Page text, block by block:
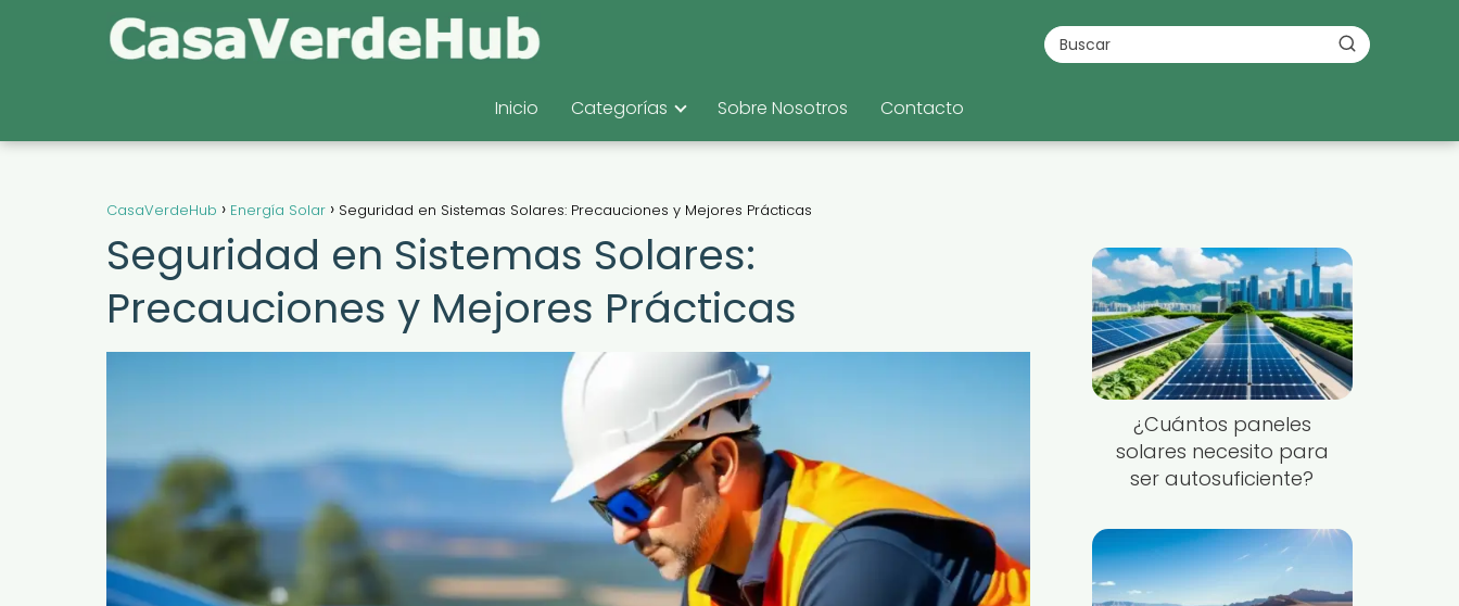
Inicio Categorías Sobre Nosotros Contacto
CasaVerdeHub Energía Solar Seguridad en Sistemas Solares: Precauciones y Mejores Prácticas
Seguridad en Sistemas Solares:
Precauciones y Mejores Prácticas
¿Cuántos paneles
solares necesito para
ser autosuficiente?